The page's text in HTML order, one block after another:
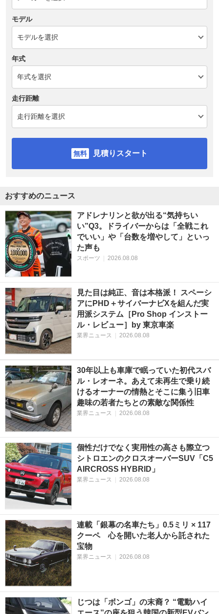
モデル
年式
走行距離
見積りスタート
おすすめのニュース
アドレナリンと欲が出る“気持ちい
い”Q3。ドライバーからは「全戦これ
でいい」や「台数を増やして」といっ
た声も
スポーツ 2026.08.08
見た目は純正、音は本格派！ スペーシ
アにPHD＋サイバーナビXを組んだ実
用派システム［Pro Shop インストー
ル・レビュー］by 東京車楽
業界ニュース 2026.08.08
30年以上も車庫で眠っていた初代スバ
ル・レオーネ。あえて未再生で乗り続
けるオーナーの情熱とそこに集う旧車
趣味の若者たちとの素敵な関係性
業界ニュース 2026.08.08
個性だけでなく実用性の高さも際立つ
シトロエンのクロスオーバーSUV「C5
AIRCROSS HYBRID」
業界ニュース 2026.08.08
連載「銀幕の名車たち」0.5ミリ × 117
クーペ 心を開いた老人から託された
宝物
業界ニュース | 2026.08.08
じつは「ボンゴ」の末裔？ “電動ハイ